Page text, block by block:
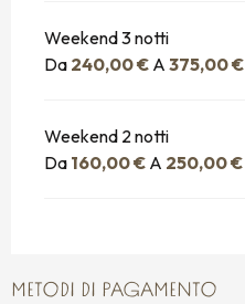
Weekend 3 notti
Da 240,00 € A 375,00 €
Weekend 2 notti
Da 160,00 € A 250,00 €
METODI DI PAGAMENTO